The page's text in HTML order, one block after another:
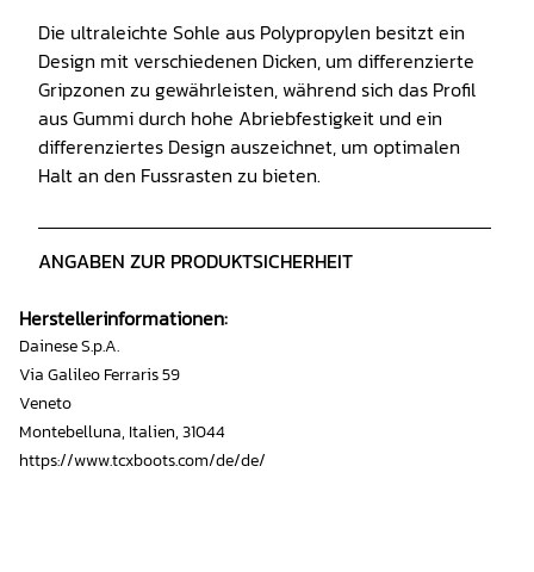
Die ultraleichte Sohle aus Polypropylen besitzt ein
Design mit verschiedenen Dicken, um differenzierte
Gripzonen zu gewährleisten, während sich das Profil
aus Gummi durch hohe Abriebfestigkeit und ein
differenziertes Design auszeichnet, um optimalen
Halt an den Fussrasten zu bieten.
ANGABEN ZUR PRODUKTSICHERHEIT
Herstellerinformationen:
Dainese S.p.A.
Via Galileo Ferraris 59
Veneto
Montebelluna, Italien, 31044
https://www.tcxboots.com/de/de/